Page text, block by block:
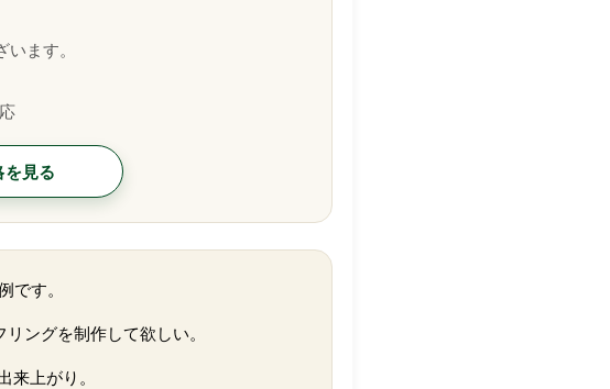
ます。
見る
です。
ングを制作して欲しい。
上がり。